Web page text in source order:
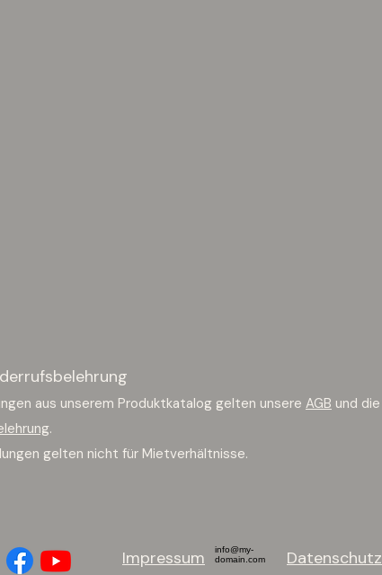
aus unserem Produktkatalog gelten unsere AGB und die
.
gelten nicht für Mietverhältnisse.
Impressum
info@my-
domain.com
Datenschutz